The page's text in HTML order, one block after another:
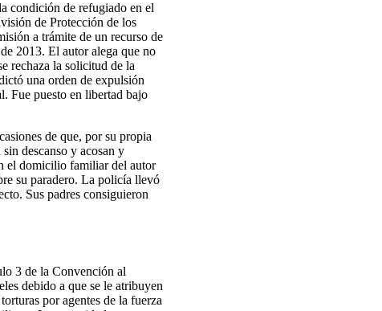
condición de refugiado en el
de Protección de los
a trámite de un recurso de
2013. El autor alega que no
rechaza la solicitud de la
una orden de expulsión
Fue puesto en libertad bajo
de que, por su propia
descanso y acosan y
el domicilio familiar del autor
su paradero. La policía llevó
Sus padres consiguieron
3 de la Convención al
debido a que se le atribuyen
por agentes de la fuerza